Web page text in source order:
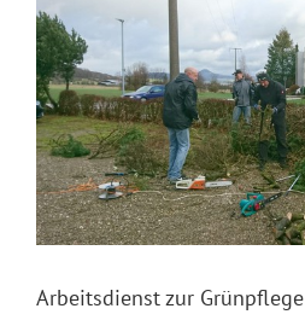
grösseres
Bild
Arbeitsdienst zur Grünpflege